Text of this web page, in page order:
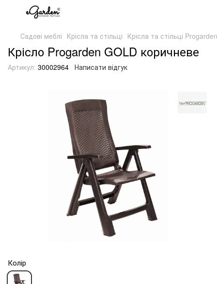
Садові меблі Крісла та стільці Крісла та стільці Progarden
Крісло Progarden GOLD коричневе
Артикул: 30002964 Написати відгук
Колір